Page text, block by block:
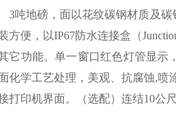
3吨地磅，面以花纹碳钢材质及碳
方便，以IP67防水连接盒（
它功能。单一窗口红色灯管显
化学工艺处理，美观、抗腐蚀,喷
打印机界面。（选配）连结10公